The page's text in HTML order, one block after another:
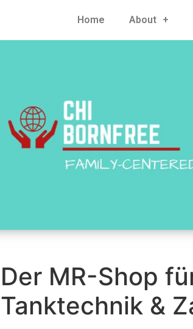
Home About
Der MR-Shop
Tanktechnik &